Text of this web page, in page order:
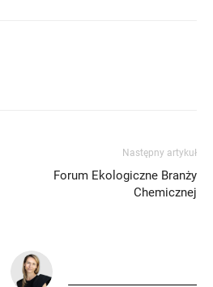
Następny artykuł
Forum Ekologiczne Branży
Chemicznej